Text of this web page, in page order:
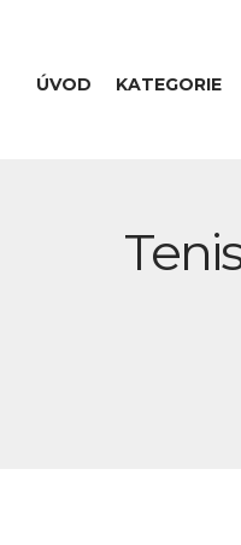
ÚVOD KATEGORIE